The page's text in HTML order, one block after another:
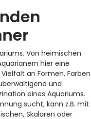
Von heimischen
hier eine
an Formen, Farben
und
eines Aquariums.
sucht, kann z.B. mit
Skalaren oder